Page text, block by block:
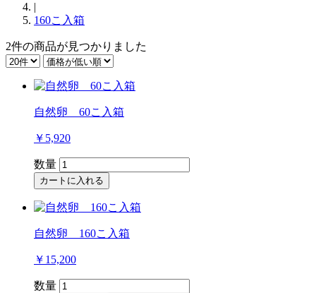
|
160こ入箱
2件の商品が見つかりました
自然卵 60こ入箱
￥5,920
数量
カートに入れる
自然卵 160こ入箱
￥15,200
数量